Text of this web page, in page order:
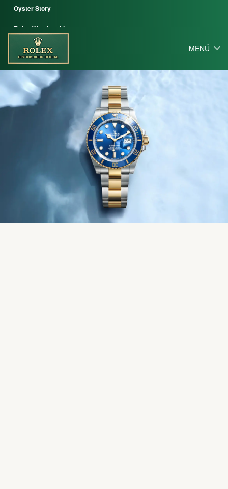
MENÚ
Oyster Story
Rolex Watchmaking
Contáctenos